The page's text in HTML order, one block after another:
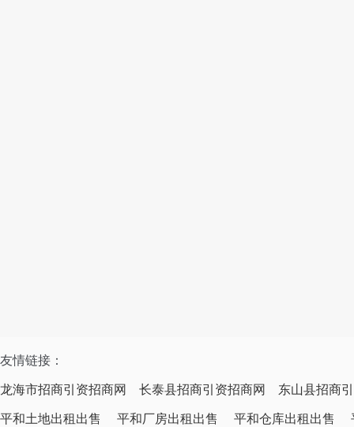
友情链接：
龙海市招商引资招商网 长泰县招商引资招商网 东山县招商
平和土地出租出售 平和厂房出租出售 平和仓库出租出售